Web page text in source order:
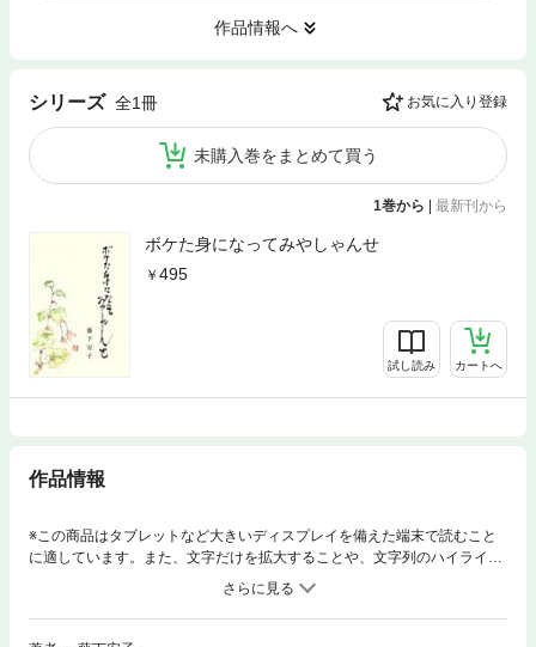
作品情報へ
シリーズ 全1冊 お気に入り登録
未購入巻をまとめて買う
1巻から | 最新刊から
ボケた身になってみやしゃんせ
495
試し読み カートへ
作品情報
※この商品はタブレットなど大きいディスプレイを備えた端末で読むこと
に適しています。また、文字だけを拡大することや、文字列のハイライ
ト、検索、辞書の参照、引用などの機能が使用できません。住職夫人とし
ての日々のなかで、家族が団結した、義母の痴呆からのたくましい介護奮
戦記。ウイットに富んだ家族の会話に、負けず劣らずの見事なボケぶりの
主人公。読みながら、底知れぬ愛の強さを感じてしまう「読んでよかっ